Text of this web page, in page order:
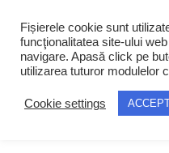
content
Fișierele cookie sunt
funcţionalitatea site-ului
navigare. Apasă click pe
utilizarea tuturor modulelor
Cookie settings